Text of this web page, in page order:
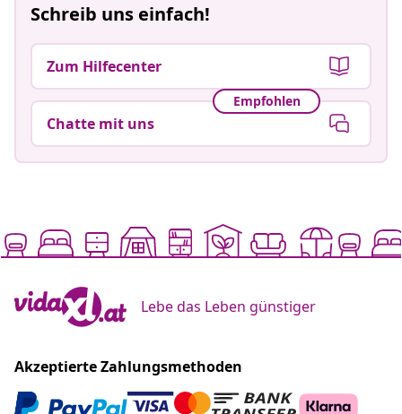
Schreib uns einfach!
Zum Hilfecenter
Empfohlen
Chatte mit uns
Lebe das Leben günstiger
Akzeptierte Zahlungsmethoden